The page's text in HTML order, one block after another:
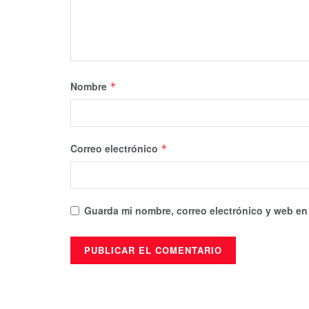
Nombre *
Correo electrónico *
Guarda mi nombre, correo electrónico y web